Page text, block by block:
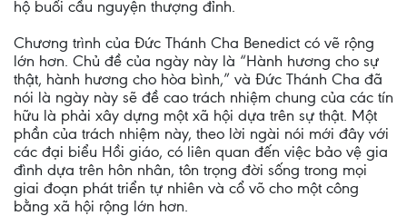
hộ buổi cầu nguyện thượng đỉnh.
Chương trình của Đức Thánh Cha Benedict có vẽ rộng
lớn hơn. Chủ đề của ngày này là “Hành hương cho sự
thật, hành hương cho hòa bình,” và Đức Thánh Cha đã
nói là ngày này sẽ đề cao trách nhiệm chung của các tín
hữu là phải xây dựng một xã hội dựa trên sự thật. Một
phần của trách nhiệm này, theo lời ngài nói mới đây với
các đại biểu Hồi giáo, có liên quan đến việc bảo vệ gia
đình dựa trên hôn nhân, tôn trọng đời sống trong mọi
giai đoạn phát triển tự nhiên và cổ võ cho một công
bằng xã hội rộng lớn hơn.